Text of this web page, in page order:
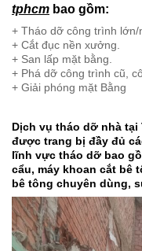
Công ty đập phá,
tphcm
bao gồm:
+ Tháo dỡ công trình lớn/
+ Cắt đục nền xưởng.
+ San lấp mặt bằng.
+ Phá dỡ công trình cũ,
Dịch vụ tháo dỡ nhà tại
được trang bị đầy đủ
lĩnh vực tháo dỡ bao
cẩu, máy khoan cắt bê
bê tông chuyên dùng,